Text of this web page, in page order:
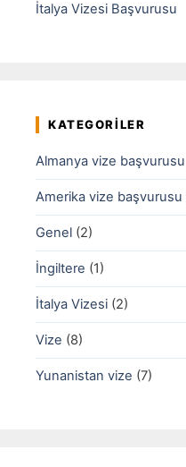
İtalya Vizesi Başvurusu
KATEGORILER
Almanya vize başvurusu
Amerika vize başvurusu
Genel (2)
İngiltere (1)
İtalya Vizesi (2)
Vize (8)
Yunanistan vize (7)